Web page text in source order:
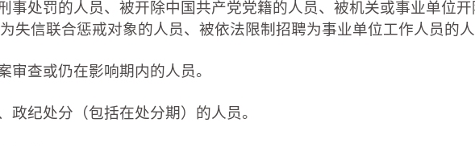
处罚的人员、被开除中国共产党党籍的人员、被机关或事业单位开
失信联合惩戒对象的人员、被依法限制招聘为事业单位工作人员的
查或仍在影响期内的人员。
纪处分（包括在处分期）的人员。